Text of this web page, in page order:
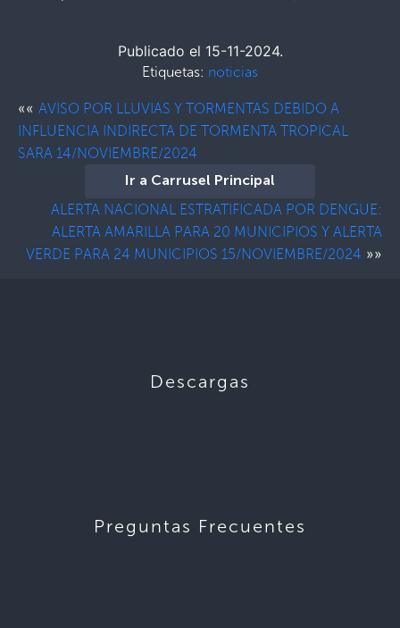
Publicado el 15-11-2024.
Etiquetas: noticias
«« AVISO POR LLUVIAS Y TORMENTAS DEBIDO A
INFLUENCIA INDIRECTA DE TORMENTA TROPICAL
SARA 14/NOVIEMBRE/2024
Ir a Carrusel Principal
ALERTA NACIONAL ESTRATIFICADA POR DENGUE:
ALERTA AMARILLA PARA 20 MUNICIPIOS Y ALERTA
VERDE PARA 24 MUNICIPIOS 15/NOVIEMBRE/2024 »»
Descargas
Preguntas Frecuentes